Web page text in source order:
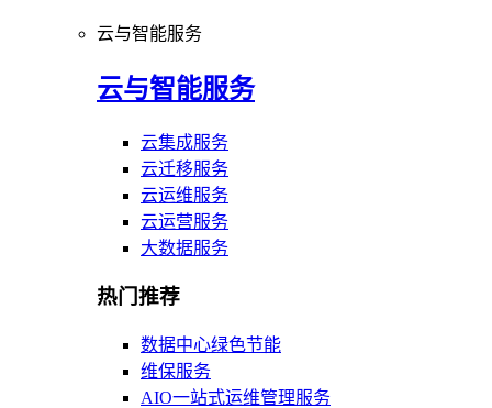
云与智能服务
云与智能服务
云集成服务
云迁移服务
云运维服务
云运营服务
大数据服务
热门推荐
数据中心绿色节能
维保服务
AIO一站式运维管理服务